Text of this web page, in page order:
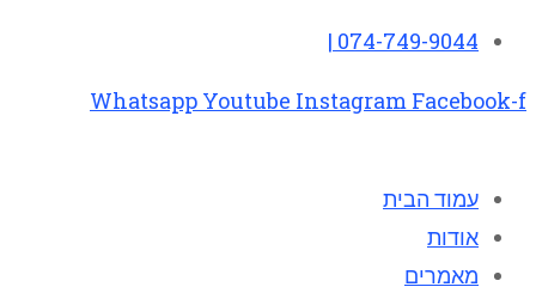
074-749-9044 |
Whatsapp Youtube Instagram Facebook-f
עמוד הבית
אודות
מאמרים